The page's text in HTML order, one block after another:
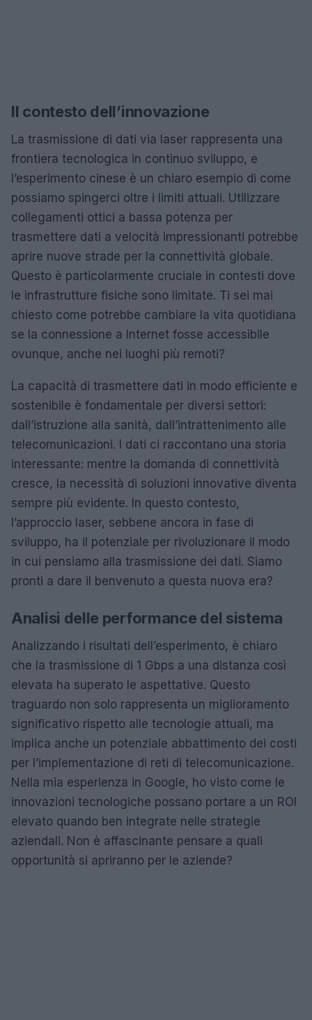
Il contesto dell’innovazione
La trasmissione di dati via laser rappresenta una
frontiera tecnologica in continuo sviluppo, e
l’esperimento cinese è un chiaro esempio di come
possiamo spingerci oltre i limiti attuali. Utilizzare
collegamenti ottici a bassa potenza per
trasmettere dati a velocità impressionanti potrebbe
aprire nuove strade per la connettività globale.
Questo è particolarmente cruciale in contesti dove
le infrastrutture fisiche sono limitate. Ti sei mai
chiesto come potrebbe cambiare la vita quotidiana
se la connessione a Internet fosse accessibile
ovunque, anche nei luoghi più remoti?
La capacità di trasmettere dati in modo efficiente e
sostenibile è fondamentale per diversi settori:
dall’istruzione alla sanità, dall’intrattenimento alle
telecomunicazioni. I dati ci raccontano una storia
interessante: mentre la domanda di connettività
cresce, la necessità di soluzioni innovative diventa
sempre più evidente. In questo contesto,
l’approccio laser, sebbene ancora in fase di
sviluppo, ha il potenziale per rivoluzionare il modo
in cui pensiamo alla trasmissione dei dati. Siamo
pronti a dare il benvenuto a questa nuova era?
Analisi delle performance del sistema
Analizzando i risultati dell’esperimento, è chiaro
che la trasmissione di 1 Gbps a una distanza così
elevata ha superato le aspettative. Questo
traguardo non solo rappresenta un miglioramento
significativo rispetto alle tecnologie attuali, ma
implica anche un potenziale abbattimento dei costi
per l’implementazione di reti di telecomunicazione.
Nella mia esperienza in Google, ho visto come le
innovazioni tecnologiche possano portare a un ROI
elevato quando ben integrate nelle strategie
aziendali. Non è affascinante pensare a quali
opportunità si apriranno per le aziende?